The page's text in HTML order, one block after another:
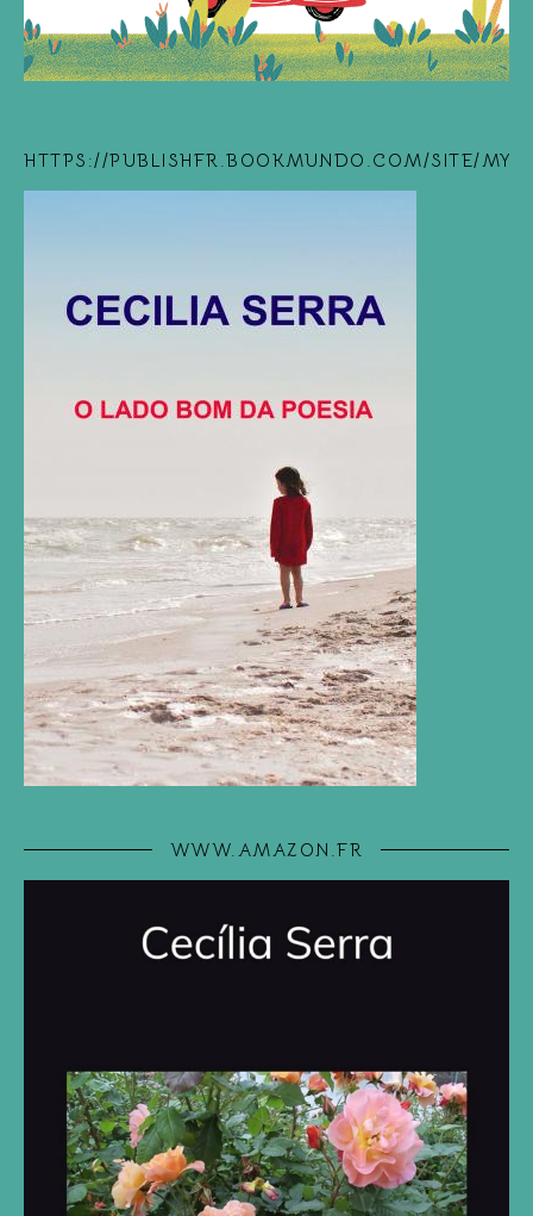
HTTPS://PUBLISHFR.BOOKMUNDO.COM/SITE/
WWW.AMAZON.FR